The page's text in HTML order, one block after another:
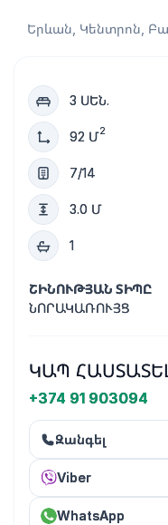
Երևան, Կենտրոն,
3 ՍԵՆ.
92 Մ2
7/14
3.0 Մ
1
ՇԻՆՈՒԹՅԱՆ ՏԻՊԸ
ՆՈՐԱԿԱՌՈՒՅՑ
ԿԱՊ
+374 91 903094
Զանգել
Viber
WhatsApp